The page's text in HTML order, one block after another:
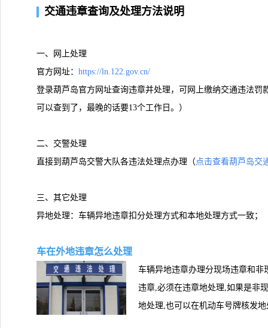
交通违章查询及处理方法说明
一、网上处理
官方网址： https://ln.122.gov.cn/
登录葫芦岛官方网址查询违章并处理，可网上缴纳交通违法
可以查到了，最晚的话要13个工作日。）
二、交警处理
直接到葫芦岛交警大队各违法处理点办理（点击查看葫芦岛交
三、其它处理
异地处理：车辆异地违章扣分处理方式和本地处理方式一致；
车在外地违章怎么处理
车辆异地违章办理分现场违章和
违章,必须在违章地处理,如果是非
地处理,也可以在机动车号牌核发